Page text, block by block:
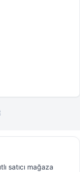
satıcı mağaza